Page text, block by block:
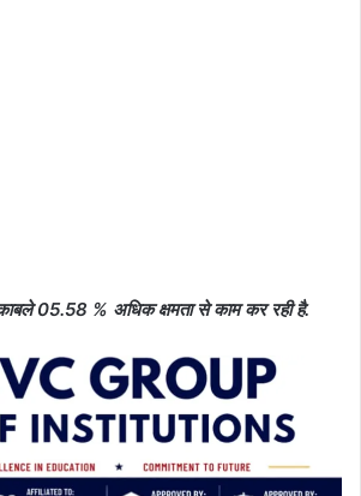
05.58 % अधिक क्षमता से काम कर रही है.